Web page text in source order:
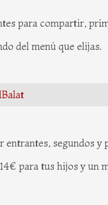
para compartir,
del menú que elijas.
segundos y
para tus hijos y un